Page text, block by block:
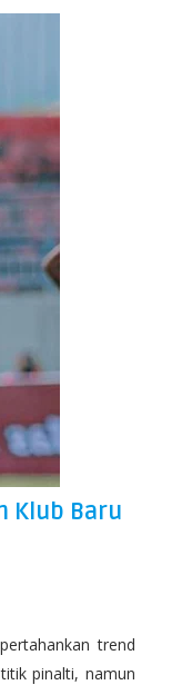
Klub Baru
trend
pinalti, namun